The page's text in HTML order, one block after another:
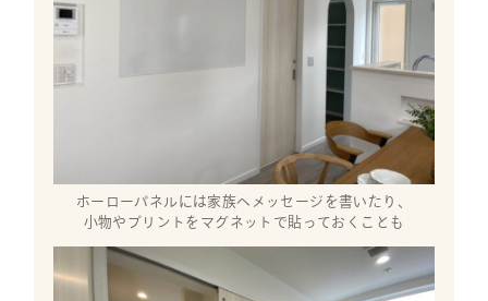
ホーローパネルには家族へメッセージを書いたり、
小物やプリントをマグネットで貼っておくことも